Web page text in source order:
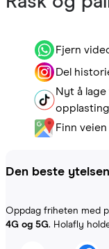
Fjern
Del
Nyt å
Finn
Den beste
Oppdag friheten med
4G og 5G. Holafly